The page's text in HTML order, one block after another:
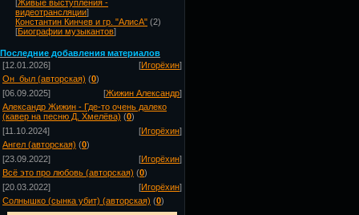
[Живые выступления -
видеотрансляции]
Константин Кинчев и гр. "АлисА" (2)
[Биографии музыкантов]
Последние добавления материалов
[12.01.2026]
[Игорёхин]
Он_был (авторская) (0)
[06.09.2025]
[Жижин Александр]
Александр Жижин - Где-то очень далеко
(кавер на песню Д. Хмелёва) (0)
[11.10.2024]
[Игорёхин]
Ангел (авторская) (0)
[23.09.2022]
[Игорёхин]
Всё это про любовь (авторская) (0)
[20.03.2022]
[Игорёхин]
Солнышко (сынка убит) (авторская) (0)